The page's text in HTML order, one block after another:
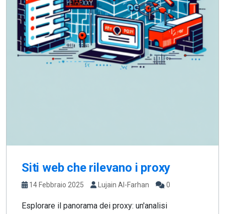
Siti web che rilevano i proxy
14 Febbraio 2025 Lujain Al-Farhan 0
Esplorare il panorama dei proxy: un'analisi